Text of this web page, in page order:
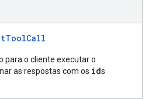
para o cliente executar o
as respostas com os ids